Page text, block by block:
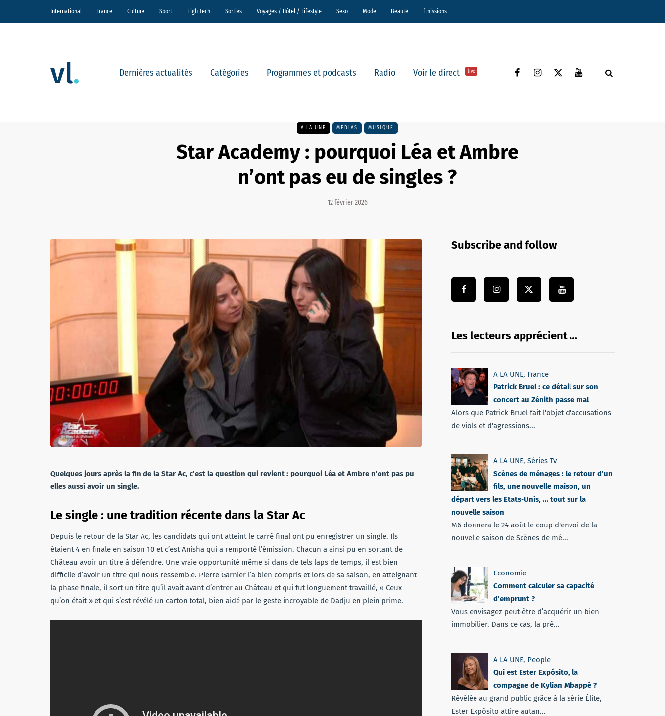
International France Culture Sport High Tech Sorties Voyages / Hôtel / Lifestyle Sexo Mode Beauté Émissions
Dernières actualités Catégories Programmes et podcasts Radio Voir le direct live
A LA UNE MÉDIAS MUSIQUE
Star Academy : pourquoi Léa et Ambre
n’ont pas eu de singles ?
12 février 2026
Quelques jours après la fin de la Star Ac, c’est la question qui revient : pourquoi Léa et Ambre n’ont pas pu
elles aussi avoir un single.
Le single : une tradition récente dans la Star Ac
Depuis le retour de la Star Ac, les candidats qui ont atteint le carré final ont pu enregistrer un single. Ils
étaient 4 en finale en saison 10 et c’est Anisha qui a remporté l’émission. Chacun a ainsi pu en sortant de
Château avoir un titre à défendre. Une vraie opportunité même si dans de tels laps de temps, il est bien
difficile d’avoir un titre qui nous ressemble. Pierre Garnier l’a bien compris et lors de sa saison, en atteignant
la phase finale, il sort un titre qu’il avait avant d’entrer au Château et qui fut longuement travaillé, « Ceux
qu’on était » et qui s’est révélé un carton total, bien aidé par le geste incroyable de Dadju en plein prime.
Subscribe and follow
Les lecteurs apprécient …
A LA UNE, France
Patrick Bruel : ce détail sur son
concert au Zénith passe mal
Alors que Patrick Bruel fait l'objet d'accusations
de viols et d'agressions...
A LA UNE, Séries Tv
Scènes de ménages : le retour d’un
fils, une nouvelle maison, un
départ vers les Etats-Unis, … tout sur la
nouvelle saison
M6 donnera le 24 août le coup d'envoi de la
nouvelle saison de Scènes de mé...
Economie
Comment calculer sa capacité
d’emprunt ?
Vous envisagez peut-être d’acquérir un bien
immobilier. Dans ce cas, la pré...
A LA UNE, People
Qui est Ester Expósito, la
compagne de Kylian Mbappé ?
Révélée au grand public grâce à la série Élite,
Ester Expósito attire autan...